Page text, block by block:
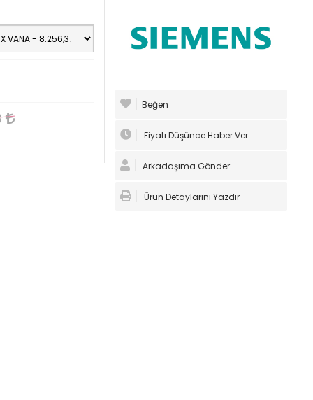
Beğen
Fiyatı Düşünce Haber Ver
Arkadaşıma Gönder
Ürün Detaylarını Yazdır